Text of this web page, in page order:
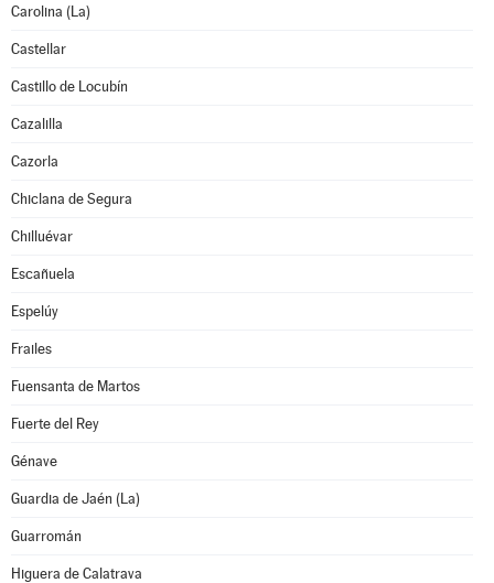
Carolina (La)
Castellar
Castillo de Locubín
Cazalilla
Cazorla
Chiclana de Segura
Chilluévar
Escañuela
Espelúy
Frailes
Fuensanta de Martos
Fuerte del Rey
Génave
Guardia de Jaén (La)
Guarromán
Higuera de Calatrava